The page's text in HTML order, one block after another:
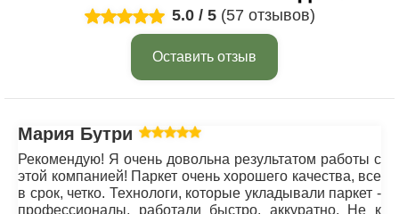
5.0 / 5 (57 отзывов)
Оставить отзыв
Мария Бутрим
Рекомендую! Я очень довольна результатом работы с
этой компанией! Паркет очень хорошего качества, все
в срок, четко. Технологи, которые укладывали паркет -
профессионалы, работали быстро, аккуратно. Не к